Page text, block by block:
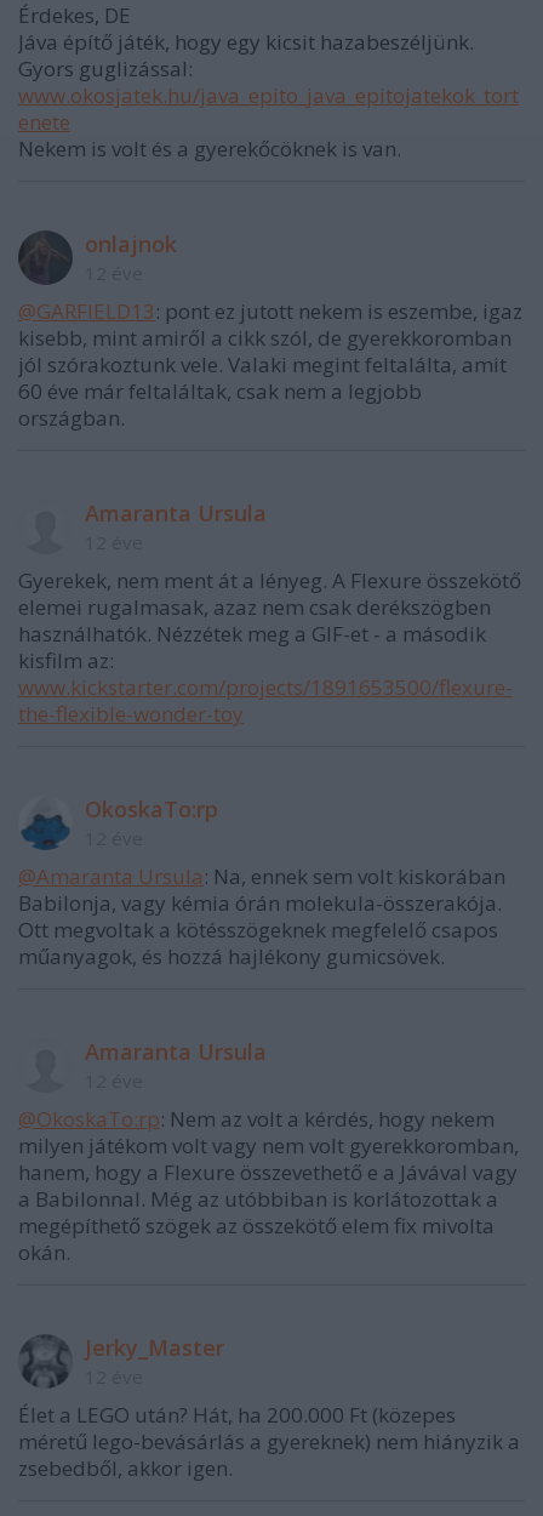
Érdekes, DE
Jáva építő játék, hogy egy kicsit hazabeszéljünk.
Gyors guglizással:
www.okosjatek.hu/java_epito_java_epitojatekok_tort
enete
Nekem is volt és a gyerekőcöknek is van.
onlajnok
@GARFIELD13: pont ez jutott nekem is eszembe, igaz
kisebb, mint amiről a cikk szól, de gyerekkoromban
jól szórakoztunk vele. Valaki megint feltalálta, amit
60 éve már feltaláltak, csak nem a legjobb
országban.
Amaranta Ursula
Gyerekek, nem ment át a lényeg. A Flexure összekötő
elemei rugalmasak, azaz nem csak derékszögben
használhatók. Nézzétek meg a GIF-et - a második
kisfilm az:
www.kickstarter.com/projects/1891653500/flexure-
the-flexible-wonder-toy
OkoskaTo:rp
@Amaranta Ursula: Na, ennek sem volt kiskorában
Babilonja, vagy kémia órán molekula-összerakója.
Ott megvoltak a kötésszögeknek megfelelő csapos
műanyagok, és hozzá hajlékony gumicsövek.
Amaranta Ursula
@OkoskaTo:rp: Nem az volt a kérdés, hogy nekem
milyen játékom volt vagy nem volt gyerekkoromban,
hanem, hogy a Flexure összevethető e a Jávával vagy
a Babilonnal. Még az utóbbiban is korlátozottak a
megépíthető szögek az összekötő elem fix mivolta
okán.
Jerky_Master
Élet a LEGO után? Hát, ha 200.000 Ft (közepes
méretű lego-bevásárlás a gyereknek) nem hiányzik a
zsebedből, akkor igen.